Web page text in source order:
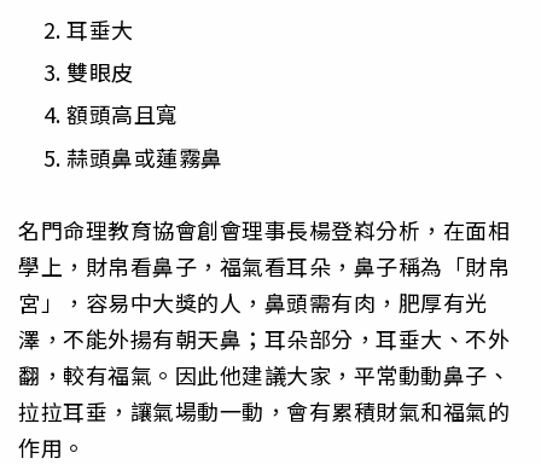
耳垂大
雙眼皮
額頭高且寬
蒜頭鼻或蓮霧鼻
名門命理教育協會創會理事長楊登嵙分析，在面相
學上，財帛看鼻子，福氣看耳朵，鼻子稱為「財帛
宮」，容易中大獎的人，鼻頭需有肉，肥厚有光
澤，不能外揚有朝天鼻；耳朵部分，耳垂大、不外
翻，較有福氣。因此他建議大家，平常動動鼻子、
拉拉耳垂，讓氣場動一動，會有累積財氣和福氣的
作用。